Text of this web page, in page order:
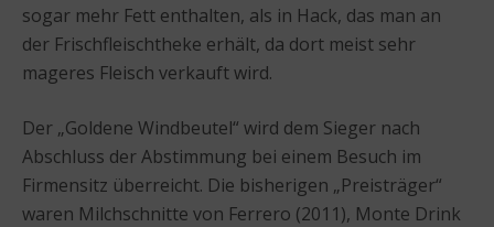
sogar mehr Fett enthalten, als in Hack, das man an
der Frischfleischtheke erhält, da dort meist sehr
mageres Fleisch verkauft wird.
Der „Goldene Windbeutel“ wird dem Sieger nach
Abschluss der Abstimmung bei einem Besuch im
Firmensitz überreicht. Die bisherigen „Preisträger“
waren Milchschnitte von Ferrero (2011), Monte Drink